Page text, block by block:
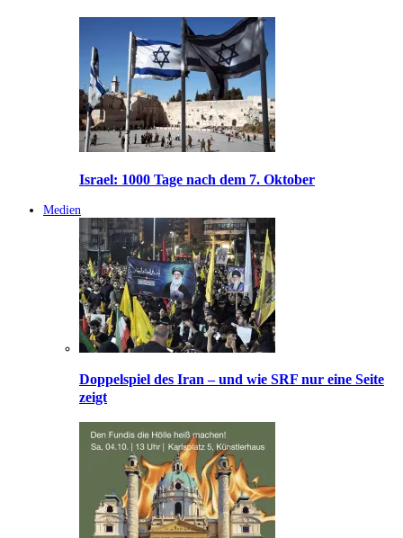
Israel: 1000 Tage nach dem 7. Oktober
Medien
Doppelspiel des Iran – und wie SRF nur eine Seite
zeigt